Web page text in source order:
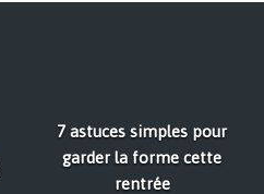
7 astuces simples pour
garder la forme cette
rentrée